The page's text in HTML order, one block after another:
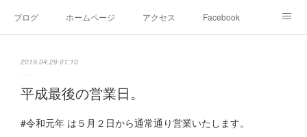
ブログ ホームページ アクセス Facebook
2019.04.29 01:10
平成最後の営業日。
#令和元年 は５月２日から通常通り営業いたします。